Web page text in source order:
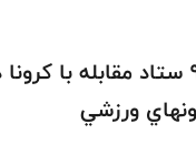
اطلاعيه شماره ٩ ستاد مقابله
ورزشي